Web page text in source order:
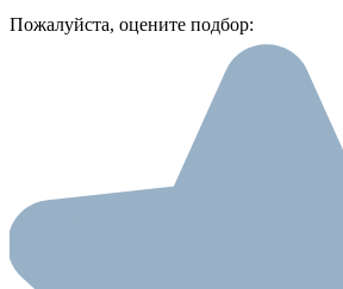
Пожалуйста, оцените подбор: